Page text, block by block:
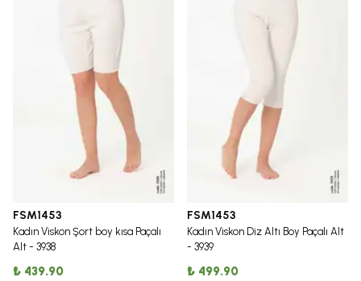
FSM1453
Kadın Viskon Şort boy kısa Paçalı
Alt - 3938
₺ 439.90
FSM1453
Kadın Viskon Diz Altı Boy Paçalı Alt
- 3939
₺ 499.90